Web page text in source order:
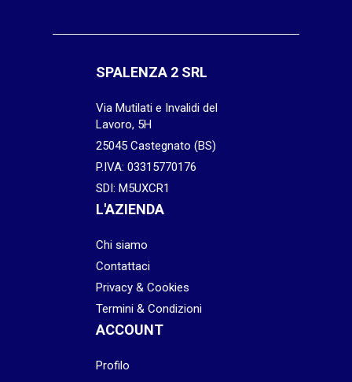
SPALENZA 2 SRL
Via Mutilati e Invalidi del
Lavoro, 5H
25045 Castegnato (BS)
P.IVA: 03315770176
SDI: M5UXCR1
L'AZIENDA
Chi siamo
Contattaci
Privacy & Cookies
Termini & Condizioni
ACCOUNT
Profilo